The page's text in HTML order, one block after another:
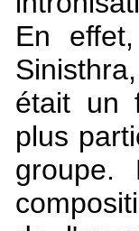
En
était un
plus